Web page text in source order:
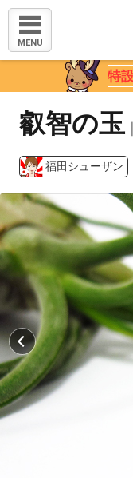
MENU
特
叡智の玉
福田シューザン